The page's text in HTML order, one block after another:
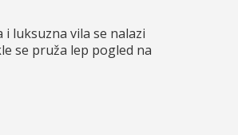
i luksuzna vila se nalazi
se pruža lep pogled na